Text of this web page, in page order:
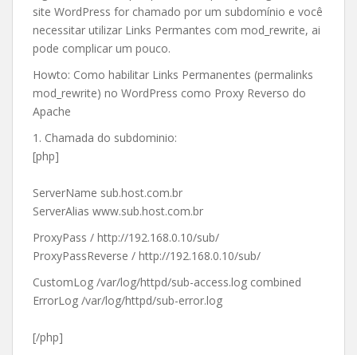
site WordPress for chamado por um subdomínio e você
necessitar utilizar Links Permantes com mod_rewrite, ai
pode complicar um pouco.
Howto: Como habilitar Links Permanentes (permalinks
mod_rewrite) no WordPress como Proxy Reverso do
Apache
1. Chamada do subdominio:
[php]
ServerName sub.host.com.br
ServerAlias www.sub.host.com.br
ProxyPass / http://192.168.0.10/sub/
ProxyPassReverse / http://192.168.0.10/sub/
CustomLog /var/log/httpd/sub-access.log combined
ErrorLog /var/log/httpd/sub-error.log
[/php]